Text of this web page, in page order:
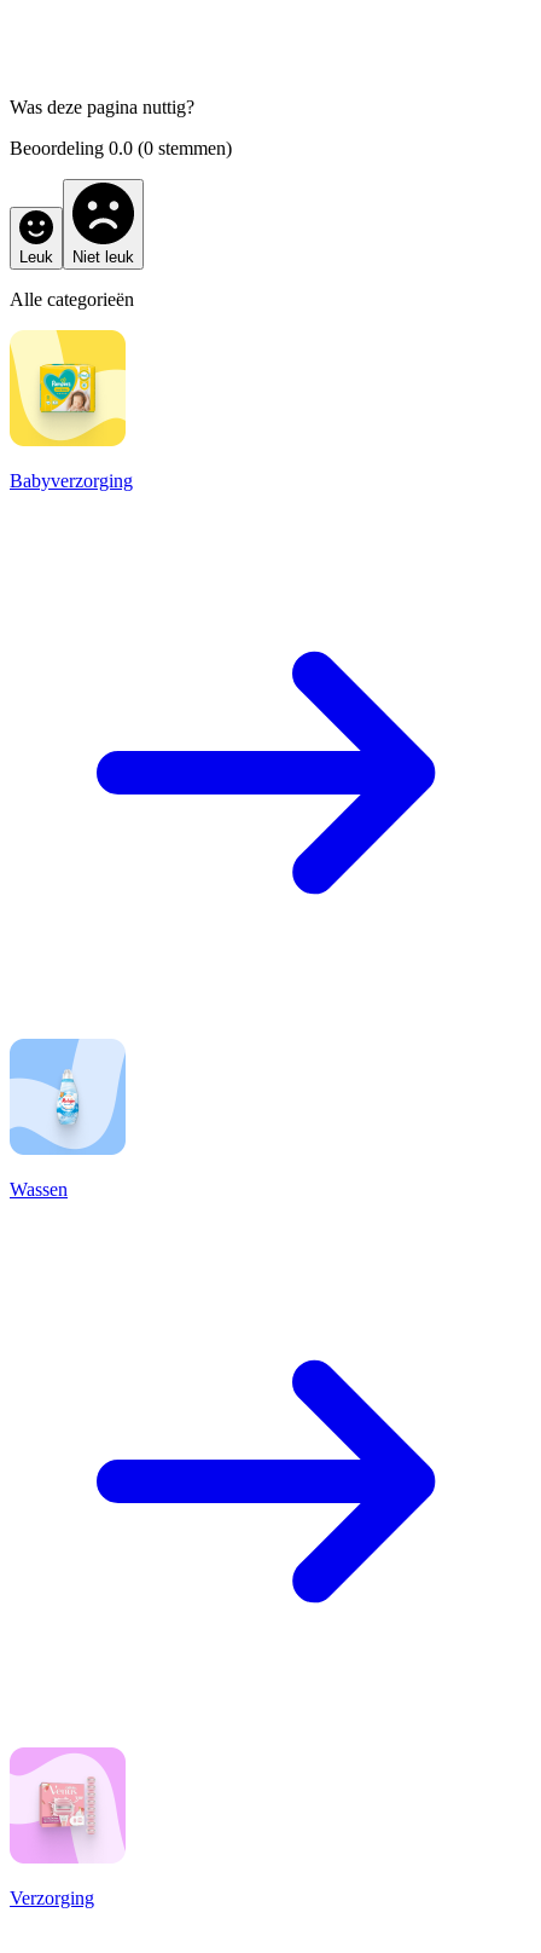
Was deze pagina nuttig?
Beoordeling 0.0 (0 stemmen)
Leuk Niet leuk
Alle categorieën
Babyverzorging
Wassen
Verzorging